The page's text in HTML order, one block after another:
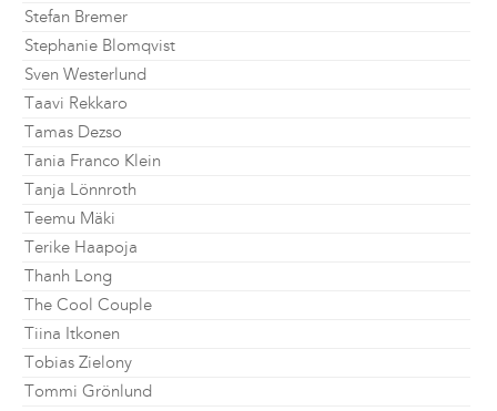
Stefan Bremer
Stephanie Blomqvist
Sven Westerlund
Taavi Rekkaro
Tamas Dezso
Tania Franco Klein
Tanja Lönnroth
Teemu Mäki
Terike Haapoja
Thanh Long
The Cool Couple
Tiina Itkonen
Tobias Zielony
Tommi Grönlund